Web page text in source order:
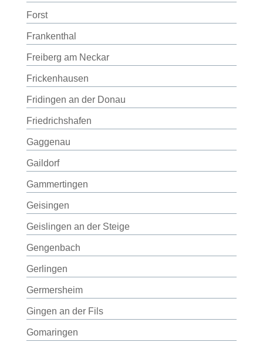
Forst
Frankenthal
Freiberg am Neckar
Frickenhausen
Fridingen an der Donau
Friedrichshafen
Gaggenau
Gaildorf
Gammertingen
Geisingen
Geislingen an der Steige
Gengenbach
Gerlingen
Germersheim
Gingen an der Fils
Gomaringen